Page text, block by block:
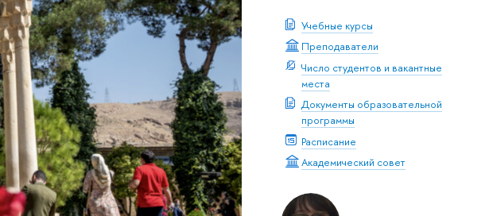
Учебные курсы
Преподаватели
Число студентов и вакантные
места
Документы образовательной
программы
Расписание
Академический совет